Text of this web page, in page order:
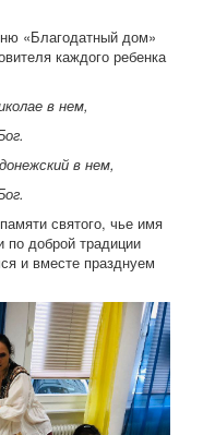
«Благодатный дом»
каждого ребенка
в нем,
в нем,
святого, чье имя
по доброй традиции
и вместе празднуем